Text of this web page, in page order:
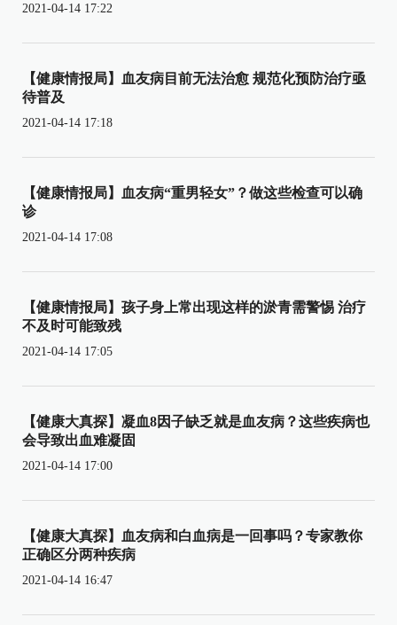
2021-04-14 17:22
【健康情报局】血友病目前无法治愈 规范化预防治疗亟
待普及
2021-04-14 17:18
【健康情报局】血友病“重男轻女”？做这些检查可以确
诊
2021-04-14 17:08
【健康情报局】孩子身上常出现这样的淤青需警惕 治疗
不及时可能致残
2021-04-14 17:05
【健康大真探】凝血8因子缺乏就是血友病？这些疾病也
会导致出血难凝固
2021-04-14 17:00
【健康大真探】血友病和白血病是一回事吗？专家教你
正确区分两种疾病
2021-04-14 16:47